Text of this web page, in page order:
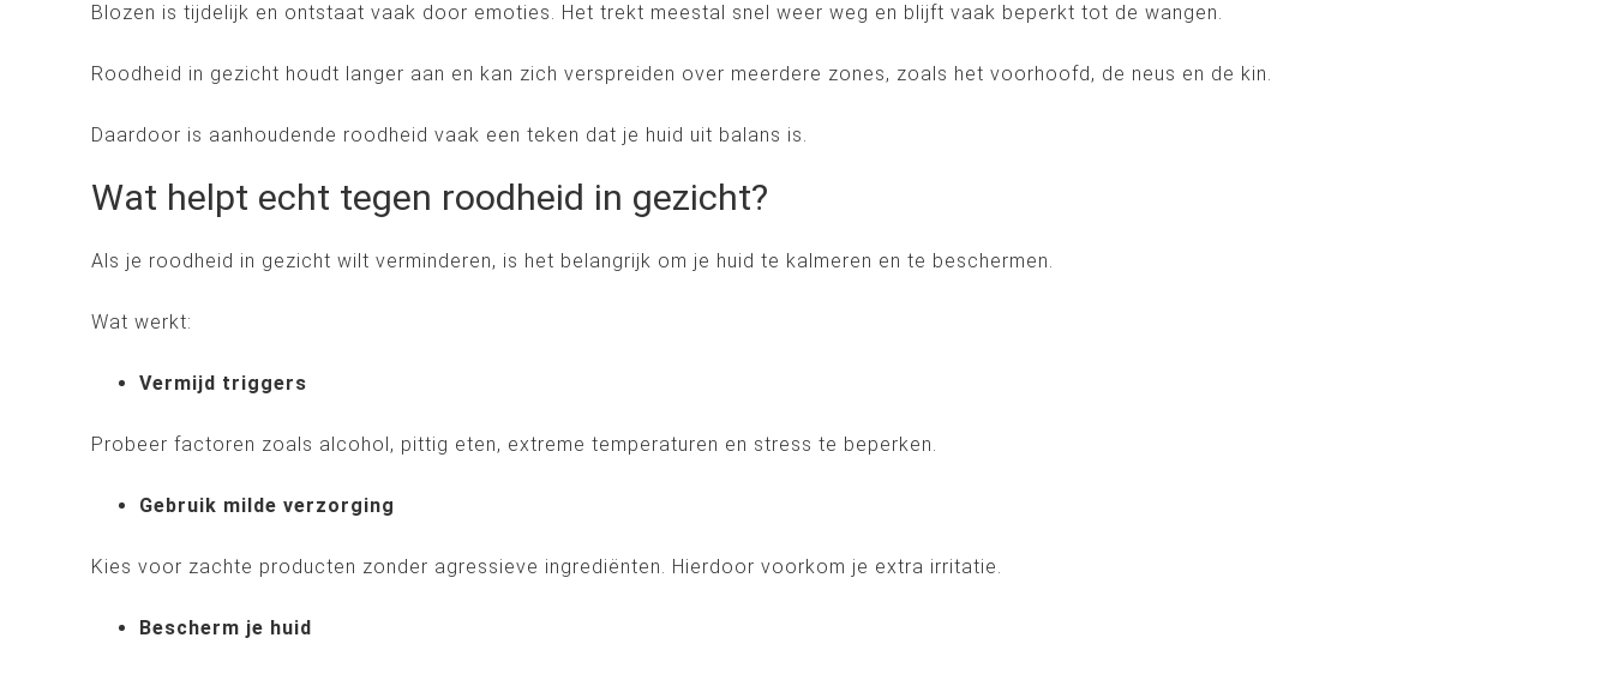
Blozen is tijdelijk en ontstaat vaak door emoties. Het trekt meestal snel weer weg en blijft vaak beperkt tot de wangen.
Roodheid in gezicht houdt langer aan en kan zich verspreiden over meerdere zones, zoals het voorhoofd, de neus en de kin.
Daardoor is aanhoudende roodheid vaak een teken dat je huid uit balans is.
Wat helpt echt tegen roodheid in gezicht?
Als je roodheid in gezicht wilt verminderen, is het belangrijk om je huid te kalmeren en te beschermen.
Wat werkt:
Vermijd triggers
Probeer factoren zoals alcohol, pittig eten, extreme temperaturen en stress te beperken.
Gebruik milde verzorging
Kies voor zachte producten zonder agressieve ingrediënten. Hierdoor voorkom je extra irritatie.
Bescherm je huid